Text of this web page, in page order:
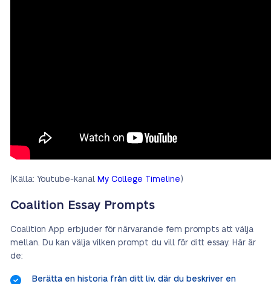
(Källa: Youtube-kanal My College Timeline )
Coalition Essay Prompts
Coalition App erbjuder för närvarande fem prompts att välja
mellan. Du kan välja vilken prompt du vill för ditt essay. Här är
de:
Berätta en historia från ditt liv, där du beskriver en